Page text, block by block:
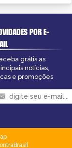
POR E-
grátis as
notícias,
e promoções